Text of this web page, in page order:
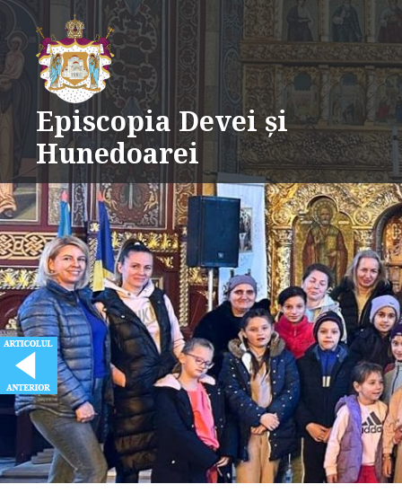
Skip
to
content
Episcopia Devei și
Hunedoarei